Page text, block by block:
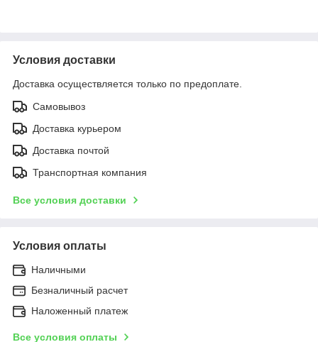
Условия доставки
Доставка осуществляется только по предоплате.
Самовывоз
Доставка курьером
Доставка почтой
Транспортная компания
Все условия доставки
Условия оплаты
Наличными
Безналичный расчет
Наложенный платеж
Все условия оплаты